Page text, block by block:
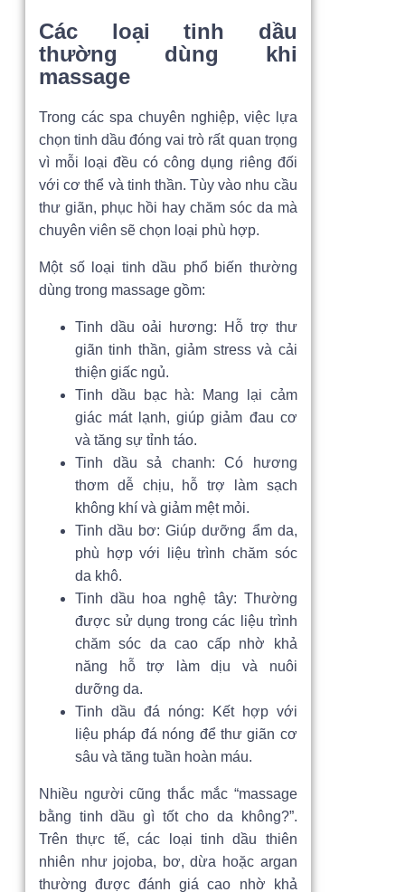
Các loại tinh dầu
thường dùng khi
massage
Trong các spa chuyên nghiệp, việc lựa
chọn tinh dầu đóng vai trò rất quan trọng
vì mỗi loại đều có công dụng riêng đối
với cơ thể và tinh thần. Tùy vào nhu cầu
thư giãn, phục hồi hay chăm sóc da mà
chuyên viên sẽ chọn loại phù hợp.
Một số loại tinh dầu phổ biến thường
dùng trong massage gồm:
Tinh dầu oải hương: Hỗ trợ thư
giãn tinh thần, giảm stress và cải
thiện giấc ngủ.
Tinh dầu bạc hà: Mang lại cảm
giác mát lạnh, giúp giảm đau cơ
và tăng sự tỉnh táo.
Tinh dầu sả chanh: Có hương
thơm dễ chịu, hỗ trợ làm sạch
không khí và giảm mệt mỏi.
Tinh dầu bơ: Giúp dưỡng ẩm da,
phù hợp với liệu trình chăm sóc
da khô.
Tinh dầu hoa nghệ tây: Thường
được sử dụng trong các liệu trình
chăm sóc da cao cấp nhờ khả
năng hỗ trợ làm dịu và nuôi
dưỡng da.
Tinh dầu đá nóng: Kết hợp với
liệu pháp đá nóng để thư giãn cơ
sâu và tăng tuần hoàn máu.
Nhiều người cũng thắc mắc “massage
bằng tinh dầu gì tốt cho da không?”.
Trên thực tế, các loại tinh dầu thiên
nhiên như jojoba, bơ, dừa hoặc argan
thường được đánh giá cao nhờ khả